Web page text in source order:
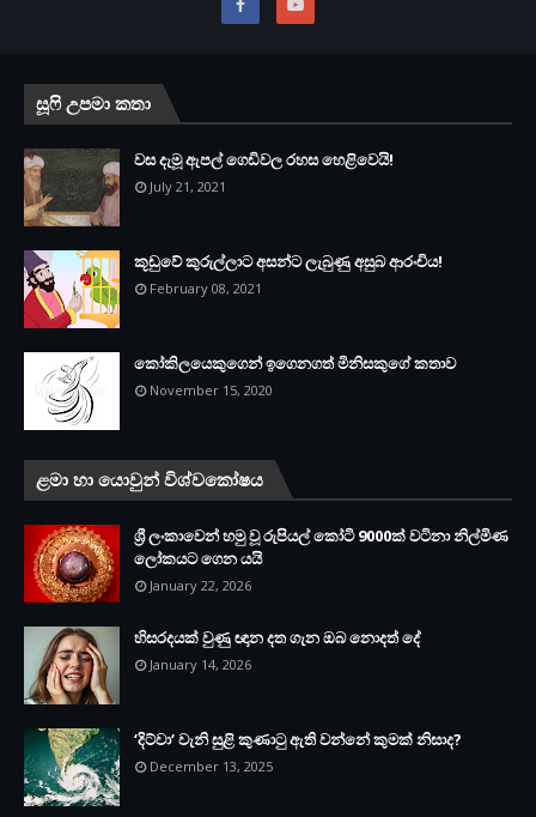
සූෆි උපමා කතා
වස දැමූ ඇපල් ගෙඩිවල රහස හෙළිවෙයි!
July 21, 2021
කූඩුවේ කුරුල්ලාට අසන්ට ලැබුණු අසුබ ආරංචිය!
February 08, 2021
කෝකිලයෙකුගෙන් ඉගෙනගත් මිනිසකුගේ කතාව
November 15, 2020
ළමා හා යොවුන් විශ්වකෝෂය
ශ්‍රී ලංකාවෙන් හමු වූ රුපියල් කෝටි 9000ක් වටිනා නිල්මිණ
ලෝකයට ගෙන යයි
January 22, 2026
හිසරදයක් වුණු ඥාන දත ගැන ඔබ නොදත් දේ
January 14, 2026
‘දිට්වා‘ වැනි සුළි කුණාටු ඇති වන්නේ කුමක් නිසාද?
December 13, 2025